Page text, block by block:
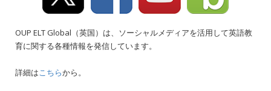
OUP ELT Global（英国）は、ソーシャルメディアを活用して英語教
育に関する各種情報を発信しています。
詳細はこちらから。